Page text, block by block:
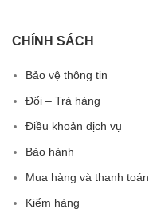
CHÍNH SÁCH
Bảo vệ thông tin
Đổi – Trả hàng
Điều khoản dịch vụ
Bảo hành
Mua hàng và thanh toán
Kiểm hàng